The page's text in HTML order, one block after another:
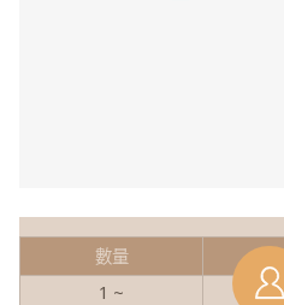
數量
1 ~